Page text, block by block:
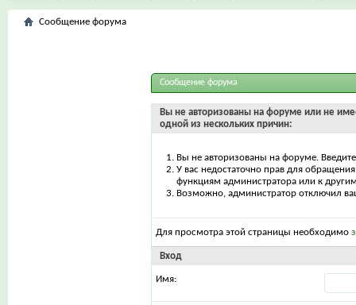
Сообщение форума
Сообщение форума
Вы не авторизованы на форуме или не
одной из нескольких причин:
Вы не авторизованы на форуме.
У вас недостаточно прав для
функциям администратора или к
Возможно, администратор отключил
Для просмотра этой страницы необходимо
Вход
Имя: